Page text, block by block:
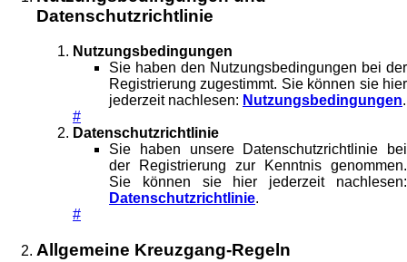
Datenschutzrichtlinie
Nutzungsbedingungen
Sie haben den Nutzungsbedingungen bei der
Registrierung zugestimmt. Sie können sie hier
jederzeit nachlesen: Nutzungsbedingungen.
#
Datenschutzrichtlinie
Sie haben unsere Datenschutzrichtlinie bei
der Registrierung zur Kenntnis genommen.
Sie können sie hier jederzeit nachlesen:
Datenschutzrichtlinie.
#
Allgemeine Kreuzgang-Regeln